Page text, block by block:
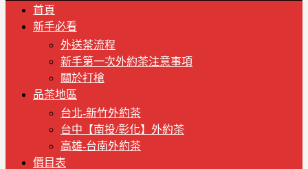
首頁
新手必看
外送茶流程
新手第一次外約茶注意事項
關於打槍
品茶地區
台北-新竹外約茶
台中【南投/彰化】外約茶
高雄-台南外約茶
價目表